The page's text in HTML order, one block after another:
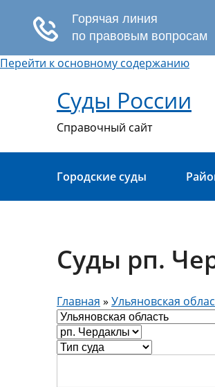
Перейти к основному содержанию
Суды России
Справочный сайт
Городские суды
Суды рп.
Главная » Ульяновская